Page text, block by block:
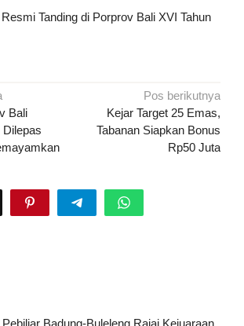
Tanding di Porprov Bali XVI Tahun
Bali
Pos berikutnya
Kejar Target 25 Emas,
Tabanan Siapkan Bonus
Rp50 Juta